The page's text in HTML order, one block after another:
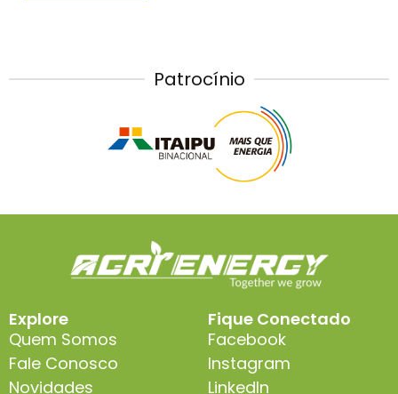
Patrocínio
Explore
Quem Somos
Fale Conosco
Novidades
Fique Conectado
Facebook
Instagram
LinkedIn